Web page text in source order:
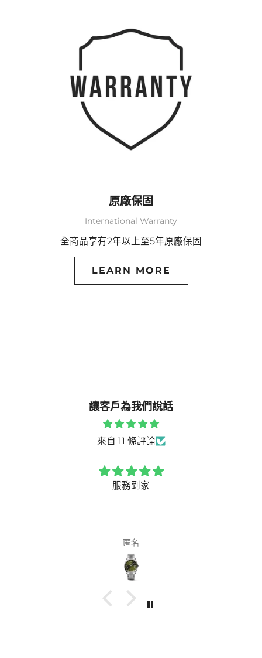
原廠保固
International Warranty
全商品享有2年以上至5年原廠保固
LEARN MORE
讓客戶為我們說話
來自 11 條評論
服務到家
匿名